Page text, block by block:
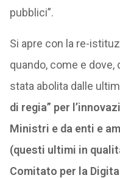
pubblici”.
Si apre con la re-
quando, come e
stata abolita dalle
di regia” per
Ministri e da enti e
(questi ultimi in
Comitato per la